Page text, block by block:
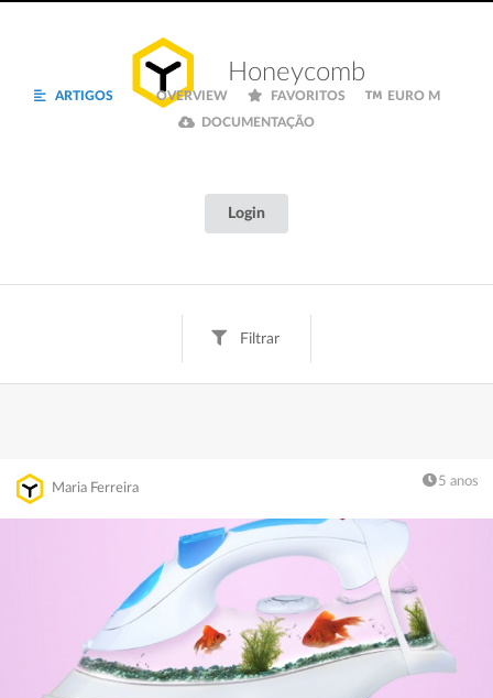
Honeycomb
ARTIGOS OVERVIEW FAVORITOS
EURO M
DOCUMENTAÇÃO
Login
Guardar Limpar
Filtrar
Maria Ferreira 5 anos